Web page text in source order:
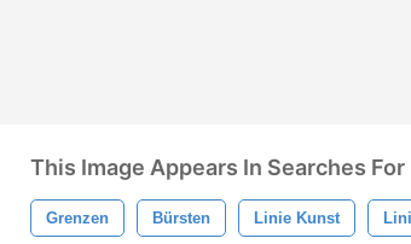
This Image Appears In Searches For
Grenzen Bürsten Linie Kunst